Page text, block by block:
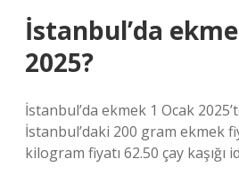
İstanbul’da
2025?
İstanbul’da ekmek 1 Ocak
İstanbul’daki 200 gram ekmek
kilogram fiyatı 62.50 çay kaşığı